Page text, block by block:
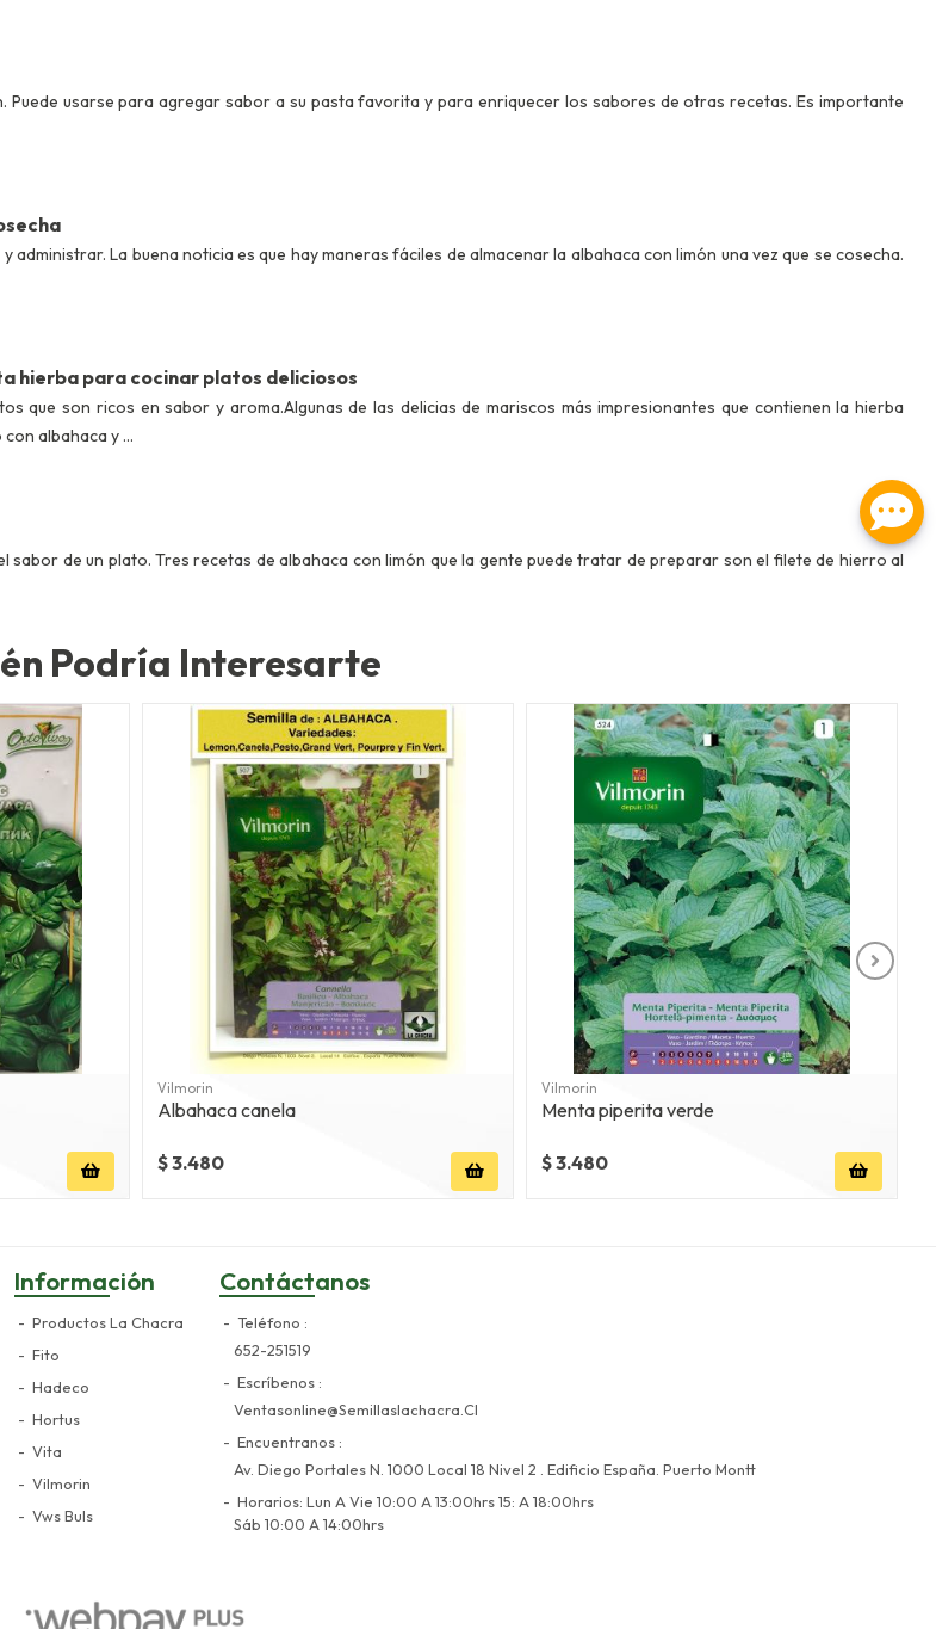
Puede usarse para agregar sabor a su pasta favorita y para enriquecer los sabores de otras recetas. Es importante
administrar. La buena noticia es que hay maneras fáciles de almacenar la albahaca con limón una vez que se cosecha.
hierba para cocinar platos deliciosos
que son ricos en sabor y aroma.Algunas de las delicias de mariscos más impresionantes que contienen la hierba
albahaca y ...
sabor de un plato. Tres recetas de albahaca con limón que la gente puede tratar de preparar son el filete de hierro al
Podría Interesarte
Vilmorin
Albahaca canela
$ 3.480
Vilmorin
Menta piperita verde
$ 3.480
Información
Productos La Chacra
Fito
Hadeco
Hortus
Vita
Vilmorin
Vws Buls
Contáctanos
Teléfono
652-251519
Escríbenos
Ventasonline@semillaslachacra.cl
Encuentranos
Av. Diego Portales N. 1000 Local 18 Nivel 2 . Edificio España. Puerto Montt
Horarios: Lun A Vie 10:00 A 13:00hrs 15: A 18:00hrs
Sáb 10:00 A 14:00hrs